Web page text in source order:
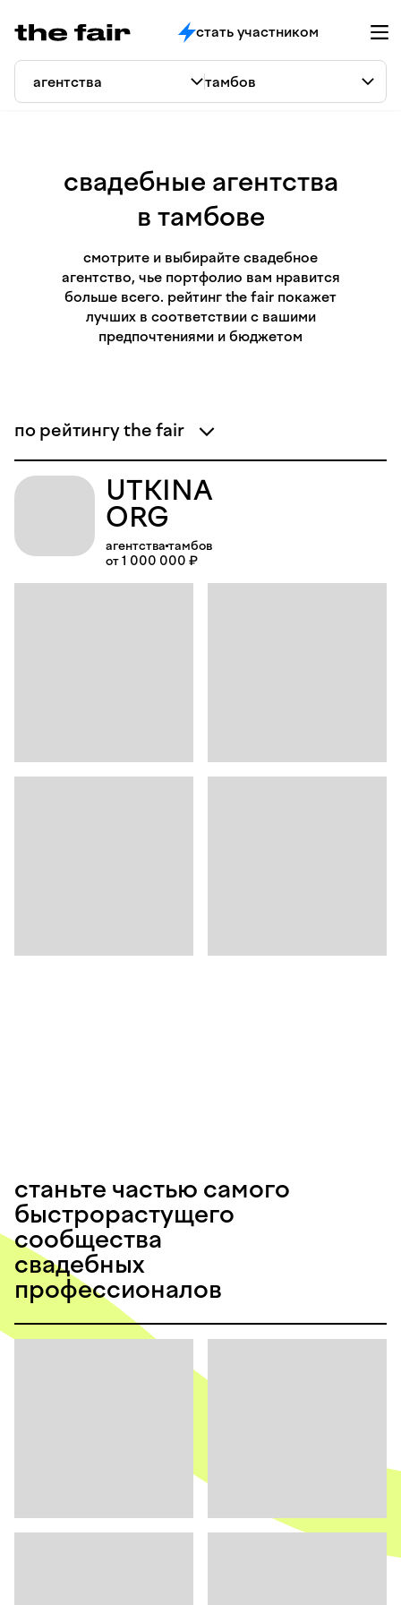
стать участником
свадебные агентства
в тамбове
смотрите и выбирайте свадебное
агентство, чье портфолио вам нравится
больше всего. рейтинг the fair покажет
лучших в соответствии с вашими
предпочтениями и бюджетом
по рейтингу the fair
UTKINA
ORG
агентства тамбов
от 1 000 000 ₽
станьте частью самого
быстрорастущего
сообщества
свадебных
профессионалов